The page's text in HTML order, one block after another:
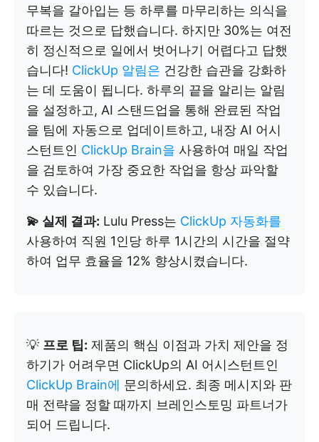
무복을 갈아입는 등 하루를 마무리하는 의식을
따르는 것으로 답했습니다. 하지만 30%는 여전
히 정신적으로 일에서 벗어나기 어렵다고 답했
습니다! ClickUp 알림은 건강한 습관을 강화하
는 데 도움이 됩니다. 하루의 끝을 알리는 알림
을 설정하고, AI 스탠드업을 통해 완료된 작업
을 팀에 자동으로 업데이트하고, 내장 AI 어시
스턴트인 ClickUp Brain을 사용하여 매일 작업
을 검토하여 가장 중요한 작업을 항상 파악할
수 있습니다.
💫 실제 결과: Lulu Press는 ClickUp 자동화를
사용하여 직원 1인당 하루 1시간의 시간을 절약
하여 업무 효율을 12% 향상시켰습니다.
💡 프로 팁: 제품의 핵심 이점과 가치 제안을 정
하기가 어려우면 ClickUp의 AI 어시스턴트인
ClickUp Brain에 문의하세요. 최종 메시지와 판
매 전략을 정할 때까지 브레인스토밍 파트너가
되어 드립니다.